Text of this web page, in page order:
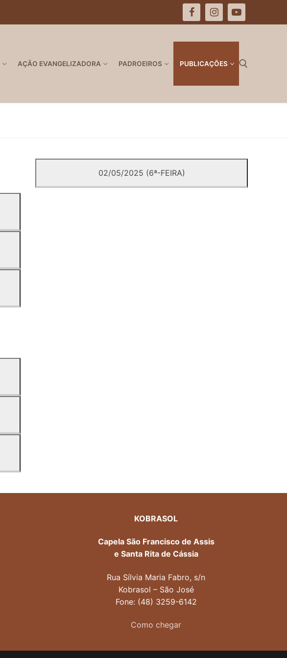
AÇÃO EVANGELIZADORA PADROEIROS PUBLICAÇÕES
Pesquisar por:
02/05/2025 (6ª-FEIRA)
KOBRASOL
Capela São Francisco de Assis
e Santa Rita de Cássia
Rua Sílvia Maria Fabro, s/n
Kobrasol – São José
Fone: (48) 3259-6142
Como chegar